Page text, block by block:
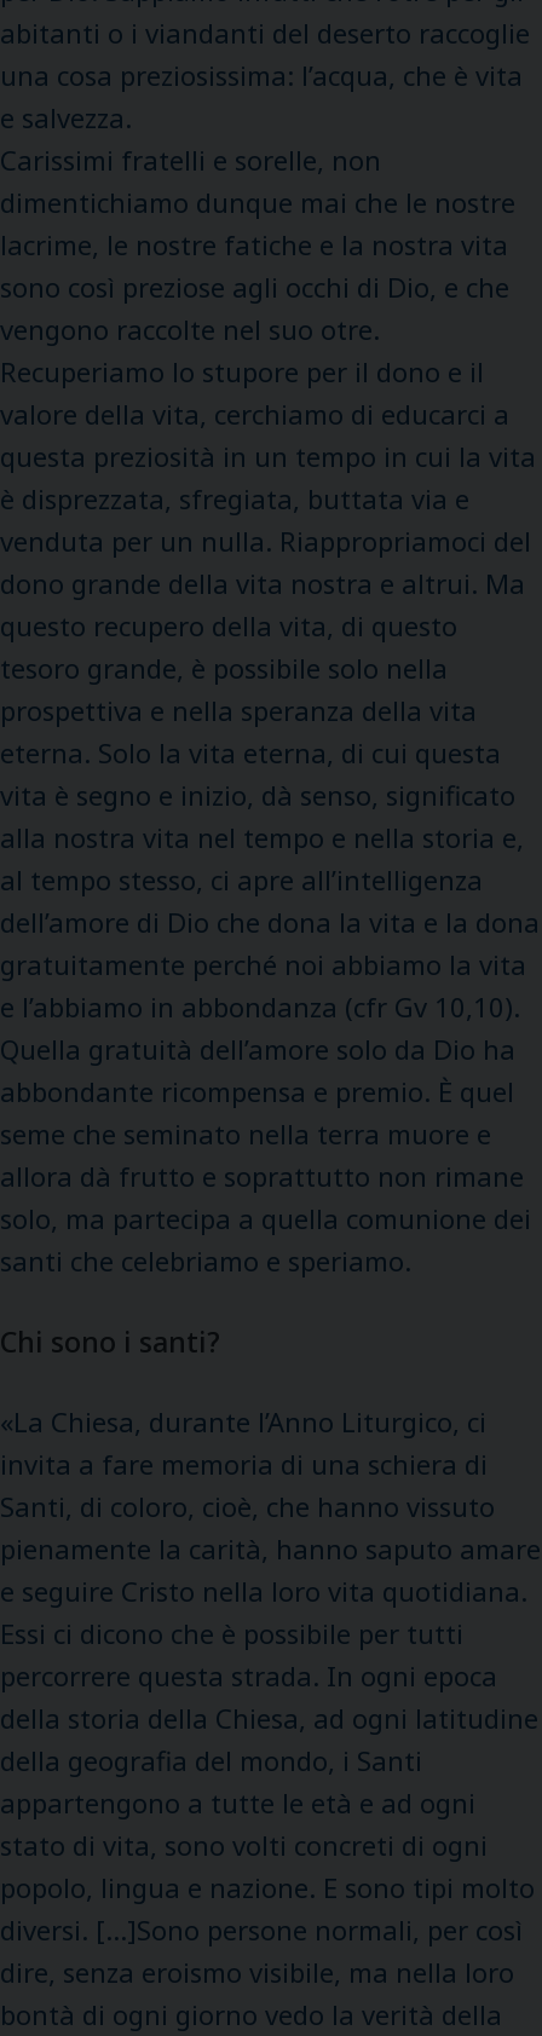
abitanti o i viandanti del deserto raccoglie
una cosa preziosissima: l’acqua, che è vita
e salvezza.
Carissimi fratelli e sorelle, non
dimentichiamo dunque mai che le nostre
lacrime, le nostre fatiche e la nostra vita
sono così preziose agli occhi di Dio, e che
vengono raccolte nel suo otre.
Recuperiamo lo stupore per il dono e il
valore della vita, cerchiamo di educarci a
questa preziosità in un tempo in cui la vita
è disprezzata, sfregiata, buttata via e
venduta per un nulla. Riappropriamoci del
dono grande della vita nostra e altrui. Ma
questo recupero della vita, di questo
tesoro grande, è possibile solo nella
prospettiva e nella speranza della vita
eterna. Solo la vita eterna, di cui questa
vita è segno e inizio, dà senso, significato
alla nostra vita nel tempo e nella storia e,
al tempo stesso, ci apre all’intelligenza
dell’amore di Dio che dona la vita e la dona
gratuitamente perché noi abbiamo la vita
e l’abbiamo in abbondanza (cfr Gv 10,10).
Quella gratuità dell’amore solo da Dio ha
abbondante ricompensa e premio. È quel
seme che seminato nella terra muore e
allora dà frutto e soprattutto non rimane
solo, ma partecipa a quella comunione dei
santi che celebriamo e speriamo.
Chi sono i santi?
«La Chiesa, durante l’Anno Liturgico, ci
invita a fare memoria di una schiera di
Santi, di coloro, cioè, che hanno vissuto
pienamente la carità, hanno saputo amare
e seguire Cristo nella loro vita quotidiana.
Essi ci dicono che è possibile per tutti
percorrere questa strada. In ogni epoca
della storia della Chiesa, ad ogni latitudine
della geografia del mondo, i Santi
appartengono a tutte le età e ad ogni
stato di vita, sono volti concreti di ogni
popolo, lingua e nazione. E sono tipi molto
diversi. […]Sono persone normali, per così
dire, senza eroismo visibile, ma nella loro
bontà di ogni giorno vedo la verità della